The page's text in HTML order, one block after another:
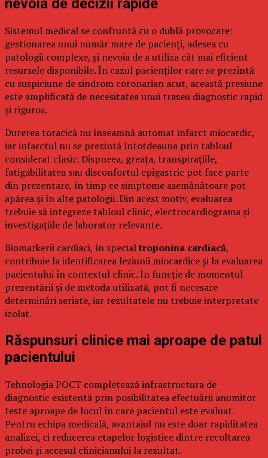
nevoia de decizii rapide
Sistemul medical se confruntă cu o dublă provocare:
gestionarea unui număr mare de pacienți, adesea cu
patologii complexe, și nevoia de a utiliza cât mai eficient
resursele disponibile. În cazul pacienților care se prezintă
cu suspiciune de sindrom coronarian acut, această presiune
este amplificată de necesitatea unui traseu diagnostic rapid
și riguros.
Durerea toracică nu înseamnă automat infarct miocardic,
iar infarctul nu se prezintă întotdeauna prin tabloul
considerat clasic. Dispneea, greața, transpirațiile,
fatigabilitatea sau disconfortul epigastric pot face parte
din prezentare, în timp ce simptome asemănătoare pot
apărea și în alte patologii. Din acest motiv, evaluarea
trebuie să integreze tabloul clinic, electrocardiograma și
investigațiile de laborator relevante.
Biomarkerii cardiaci, în specialtroponina cardiacă,
contribuie la identificarea leziunii miocardice și la evaluarea
pacientului în contextul clinic. În funcție de momentul
prezentării și de metoda utilizată, pot fi necesare
determinări seriate, iar rezultatele nu trebuie interpretate
izolat.
Răspunsuri clinice mai aproape de patul
pacientului
Tehnologia POCT completează infrastructura de
diagnostic existentă prin posibilitatea efectuării anumitor
teste aproape de locul în care pacientul este evaluat.
Pentru echipa medicală, avantajul nu este doar rapiditatea
analizei, ci reducerea etapelor logistice dintre recoltarea
probei și accesul clinicianului la rezultat.